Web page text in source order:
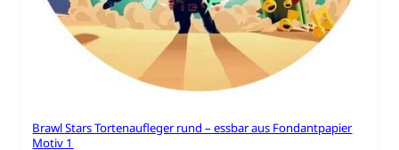
Brawl Stars Tortenaufleger rund – essbar aus Fondantpapier
Motiv 1